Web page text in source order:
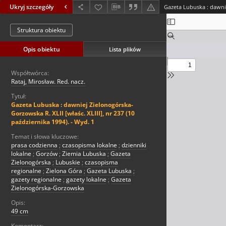
Ukryj szczegóły
Struktura obiektu
Opis obiektu Lista plików
Współtwórca:
Rataj, Mirosław. Red. nacz.
Tytuł:
Gazeta Lubuska : dawniej Zielonogórska-
Gorzowska R. XLII [właśc. XLIII], nr 237 (10
października 1994). - Wyd. 1
Temat i słowa kluczowe:
prasa codzienna ; czasopisma lokalne ; dzienniki
lokalne ; Gorzów ; Ziemia Lubuska ; Gazeta
Zielonogórska ; Lubuskie ; czasopisma
regionalne ; Zielona Góra ; Gazeta Lubuska ;
gazety regionalne ; gazety lokalne ; Gazeta
Zielonogórska-Gorzowska
Opis:
49 cm